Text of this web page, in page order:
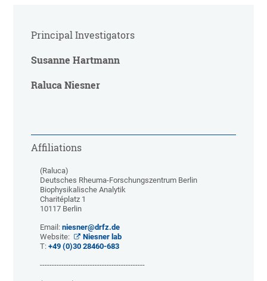
Principal Investigators
Susanne Hartmann
Raluca Niesner
Affiliations
(Raluca)
Deutsches Rheuma-Forschungszentrum Berlin
Biophysikalische Analytik
Charitéplatz 1
10117 Berlin
Email:niesner@drfz.de
Website:
Niesner lab
T:+49 (0)30 28460-683
--------------------------------------------